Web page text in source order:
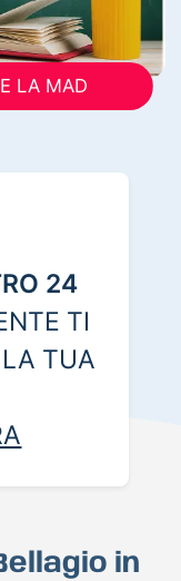
LA MAD
24
TI
TUA
in